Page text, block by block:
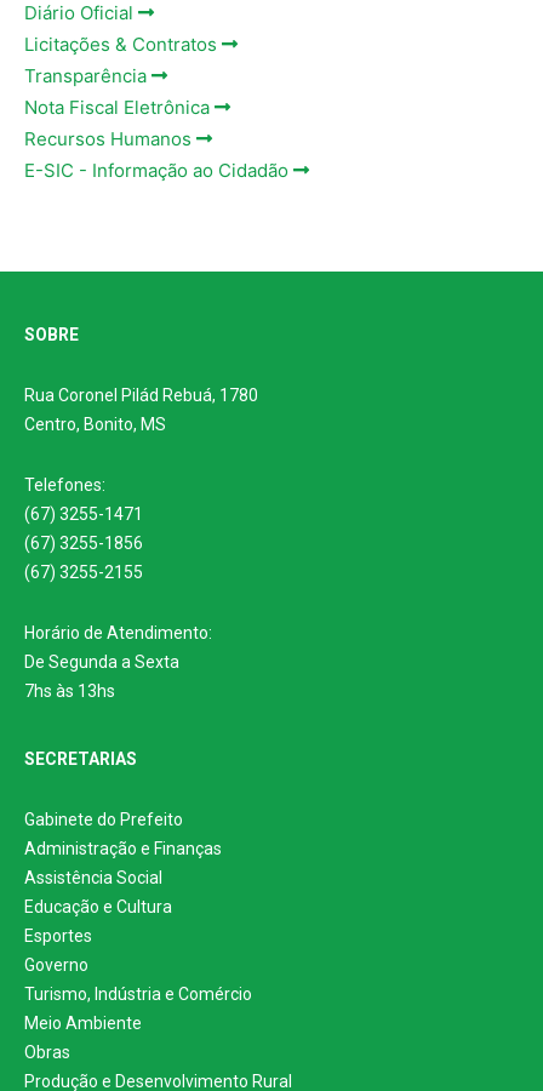
Diário Oficial
Licitações & Contratos
Transparência
Nota Fiscal Eletrônica
Recursos Humanos
E-SIC - Informação ao Cidadão
SOBRE
Rua Coronel Pilád Rebuá, 1780
Centro, Bonito, MS
Telefones:
(67) 3255-1471
(67) 3255-1856
(67) 3255-2155
Horário de Atendimento:
De Segunda a Sexta
7hs às 13hs
SECRETARIAS
Gabinete do Prefeito
Administração e Finanças
Assistência Social
Educação e Cultura
Esportes
Governo
Turismo, Indústria e Comércio
Meio Ambiente
Obras
Produção e Desenvolvimento Rural